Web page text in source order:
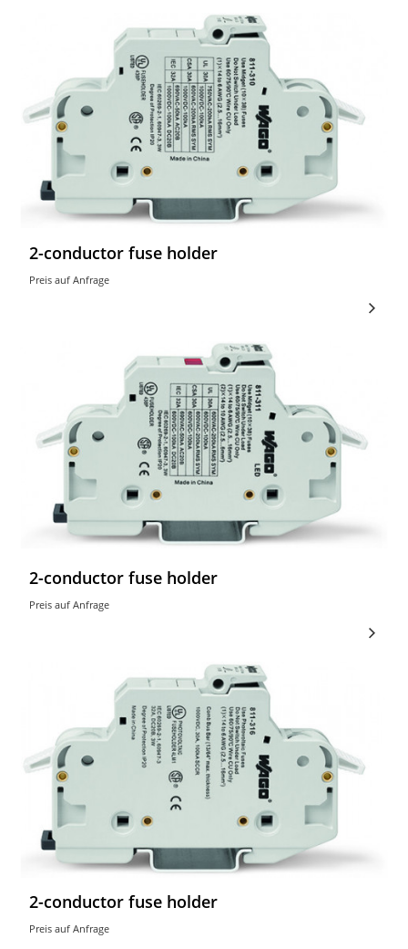
2-conductor fuse holder
Preis auf Anfrage
2-conductor fuse holder
Preis auf Anfrage
2-conductor fuse holder
Preis auf Anfrage